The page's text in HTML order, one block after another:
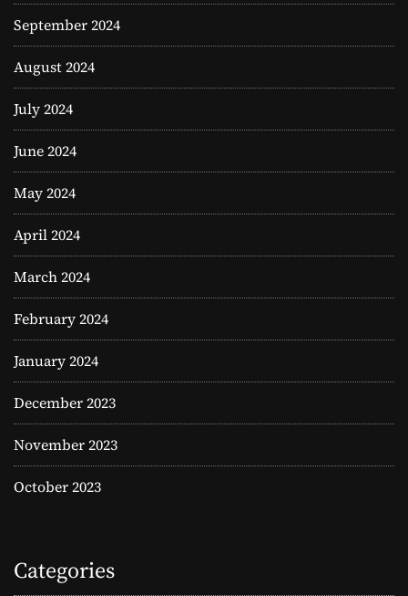
September 2024
August 2024
July 2024
June 2024
May 2024
April 2024
March 2024
February 2024
January 2024
December 2023
November 2023
October 2023
Categories